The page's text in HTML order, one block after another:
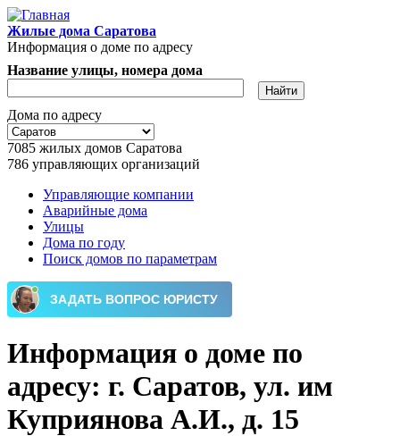
Перейти к основному содержанию
Жилые дома Саратова
Информация о доме по адресу
Название улицы, номера дома
Дома по адресу
7085 жилых домов Саратова
786 управляющих организаций
Главное меню
Управляющие компании
Аварийные дома
Улицы
Дома по году
Поиск домов по параметрам
Информация о доме по
адресу: г. Саратов, ул. им
Куприянова А.И., д. 15